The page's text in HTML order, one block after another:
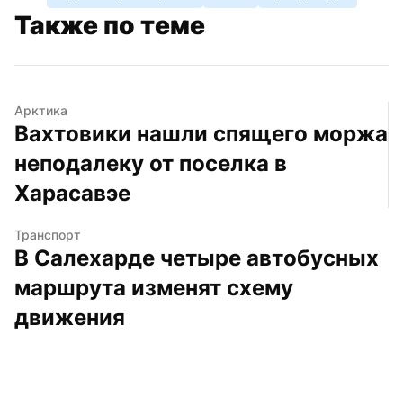
Также по теме
Арктика
Вахтовики нашли спящего моржа
неподалеку от поселка в
Харасавэе
Транспорт
В Салехарде четыре автобусных
маршрута изменят схему
движения